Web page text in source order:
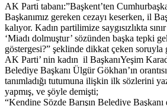
AK Parti tabanı:”Başkent’ten
Başkanımız gereken cezayı keserken, il
kalıyor. Kadın partilimize saygısızlıkta
‘Miadı dolmuştur’ sözünden başka tepki
göstergesi?” şeklinde dikkat çeken soruyla
AK Parti’ nin kadın il BaşkanıYeşim
Belediye Başkanı Ülgür Gökhan’ın
tanımladığı tutumuna ilişkin ilk sözlerini
yapmış, ve şöyle demişti;
“Kendine Sözde Barışın Belediye